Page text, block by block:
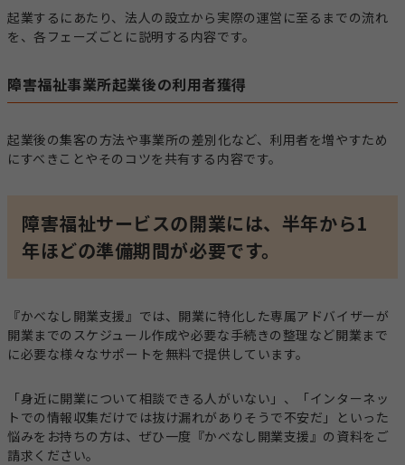
起業するにあたり、法人の設立から実際の運営に至るまでの流れ
を、各フェーズごとに説明する内容です。
障害福祉事業所起業後の利用者獲得
起業後の集客の方法や事業所の差別化など、利用者を増やすため
にすべきことやそのコツを共有する内容です。
障害福祉サービスの開業には、半年から1
年ほどの準備期間が必要です。
『かべなし開業支援』では、開業に特化した専属アドバイザーが
開業までのスケジュール作成や必要な手続きの整理など開業まで
に必要な様々なサポートを無料で提供しています。
「身近に開業について相談できる人がいない」、「インターネッ
トでの情報収集だけでは抜け漏れがありそうで不安だ」といった
悩みをお持ちの方は、ぜひ一度『かべなし開業支援』の資料をご
請求ください。